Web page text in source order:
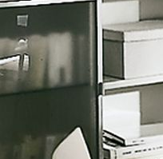
Fassade Nachher